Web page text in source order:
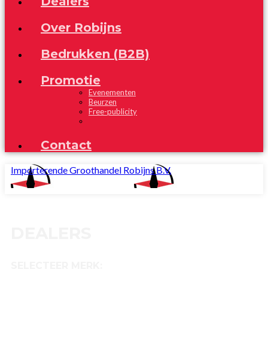
Over Robijns
Bedrukken (B2B)
Promotie
Evenementen
Beurzen
Free-publicity
Contact
Importerende Groothandel Robijns B.V.